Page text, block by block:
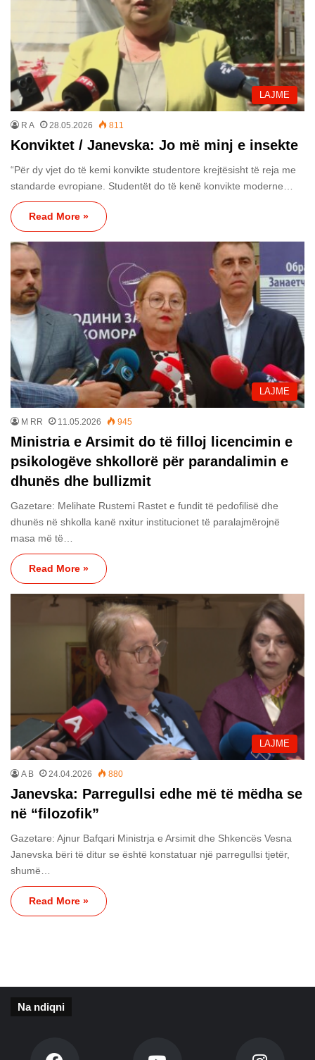
LAJME
R A 28.05.2026 811
Konviktet / Janevska: Jo më minj e insekte
“Për dy vjet do të kemi konvikte studentore krejtësisht të reja me
standarde evropiane. Studentët do të kenë konvikte moderne…
Read More »
LAJME
M RR 11.05.2026 945
Ministria e Arsimit do të filloj licencimin e
psikologëve shkollorë për parandalimin e
dhunës dhe bullizmit
Gazetare: Melihate Rustemi Rastet e fundit të pedofilisë dhe
dhunës në shkolla kanë nxitur institucionet të paralajmërojnë
masa më të…
Read More »
LAJME
A B 24.04.2026 880
Janevska: Parregullsi edhe më të mëdha se
në “filozofik”
Gazetare: Ajnur Bafqari Ministrja e Arsimit dhe Shkencës Vesna
Janevska bëri të ditur se është konstatuar një parregullsi tjetër,
shumë…
Read More »
Na ndiqni